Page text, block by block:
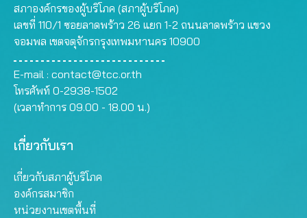
สภาองค์กรของผู้บริโภค (สภาผู้บริโภค)
เลขที่ 110/1 ซอยลาดพร้าว 26 แยก 1-2 ถนนลาดพร้าว แขวง
จอมพล เขตจตุจักรกรุงเทพมหานคร 10900
E-mail : contact@tcc.or.th
โทรศัพท์ 0-2938-1502
(เวลาทำการ 09.00 - 18.00 น.)
เกี่ยวกับเรา
เกี่ยวกับสภาผู้บริโภค
องค์กรสมาชิก
หน่วยงานเขตพื้นที่